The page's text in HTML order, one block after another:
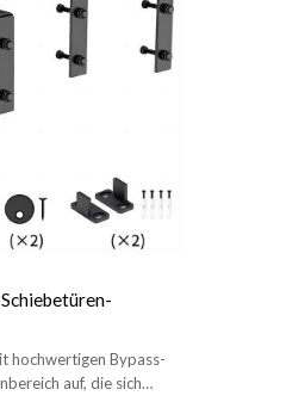
hochwertigen Bypass-
auf, die sich